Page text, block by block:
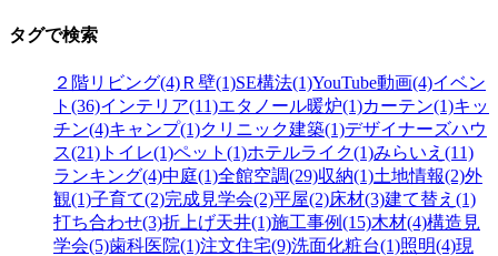
タグで検索
２階リビング(4) Ｒ壁(1)SE構法(1)YouTube動画(4)イベン
ト(36)インテリア(11)エタノール暖炉(1)カーテン(1)キッ
チン(4)キャンプ(1)クリニック建築(1)デザイナーズハウ
ス(21) トイレ(1)ペット(1)ホテルライク(1)みらいえ(11)
ランキング(4)中庭(1)全館空調(29)収納(1)土地情報(2)外
観(1)子育て(2)完成見学会(2)平屋(2)床材(3)建て替え(1)
打ち合わせ(3)折上げ天井(1)施工事例(15)木材(4)構造見
学会(5)歯科医院(1)注文住宅(9)洗面化粧台(1)照明(4)現